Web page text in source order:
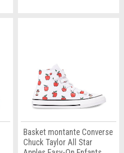
Basket montante Converse
Chuck Taylor All Star